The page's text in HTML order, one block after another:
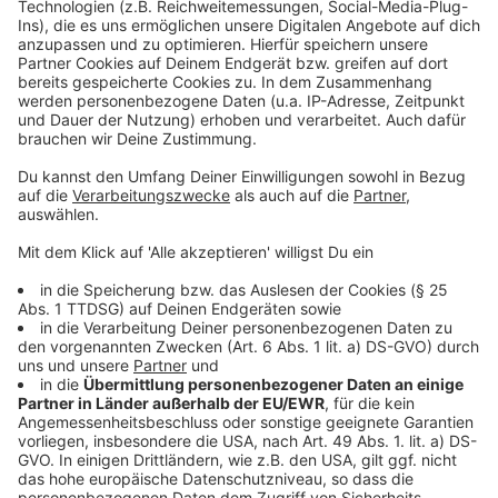
Weitere Infos und Links zum Thema:
Anzeige
Große Unterstützung für die Demo am Samstag in
Düsseldorf
Düsseldorf: Kundgebung wird auf die Rheinwiesen
Düsseldorf: Politikwissenschaftler zu Demokratie
Düsseldorfer Vereine und Institutionen rufen zur
Demo auf
Erinnerungstag für NS Opfer bei Fortuna
Düsseldorf
Anzeige